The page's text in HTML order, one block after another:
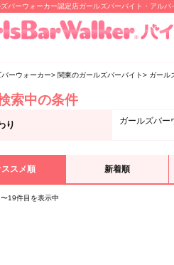
バーウォーカー認定店ガールズバーバイト・アル
バーウォーカー 関東のガールズバーバイト ガール
索中の条件
り ガールズバー
ススメ順 新着順
19件目を表示中